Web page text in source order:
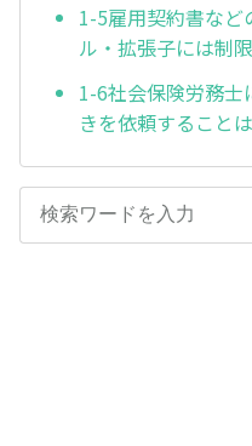
1-5雇⽤契約書など
ル・拡張⼦には制
1-6社会保険労務
きを依頼すること